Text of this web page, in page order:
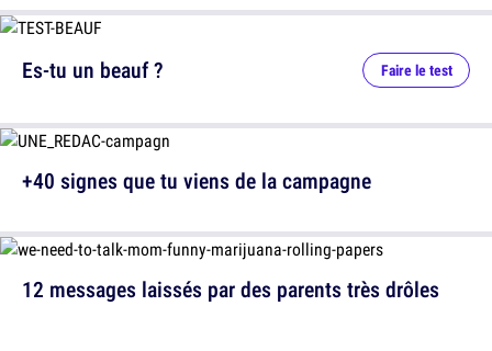
12 messages laissés par des parents très drôles
Es-tu un beauf ? Faire le test
+40 signes que tu viens de la campagne